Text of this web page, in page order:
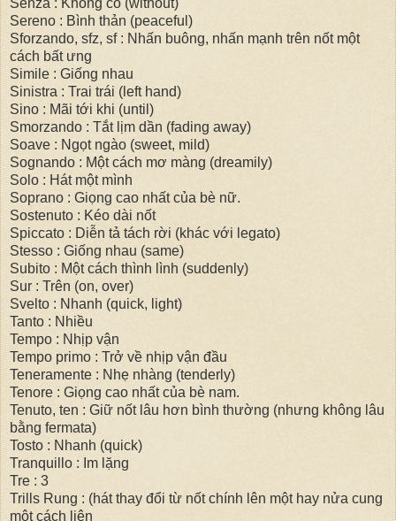
Sereno : Bình thản (peaceful)
Sforzando, sfz, sf : Nhấn buông, nhấn mạnh trên nốt một
cách bất ưng
Simile : Giống nhau
Sinistra : Trai trái (left hand)
Sino : Mãi tới khi (until)
Smorzando : Tắt lịm dần (fading away)
Soave : Ngọt ngào (sweet, mild)
Sognando : Một cách mơ màng (dreamily)
Solo : Hát một mình
Soprano : Giọng cao nhất của bè nữ.
Sostenuto : Kéo dài nốt
Spiccato : Diễn tả tách rời (khác với legato)
Stesso : Giống nhau (same)
Subito : Một cách thình lình (suddenly)
Sur : Trên (on, over)
Svelto : Nhanh (quick, light)
Tanto : Nhiều
Tempo : Nhịp vận
Tempo primo : Trở về nhịp vận đầu
Teneramente : Nhẹ nhàng (tenderly)
Tenore : Giọng cao nhất của bè nam.
Tenuto, ten : Giữ nốt lâu hơn bình thường (nhưng không lâu
bằng fermata)
Tosto : Nhanh (quick)
Tranquillo : Im lặng
Tre : 3
Trills Rung : (hát thay đổi từ nốt chính lên một hay nửa cung
một cách liên